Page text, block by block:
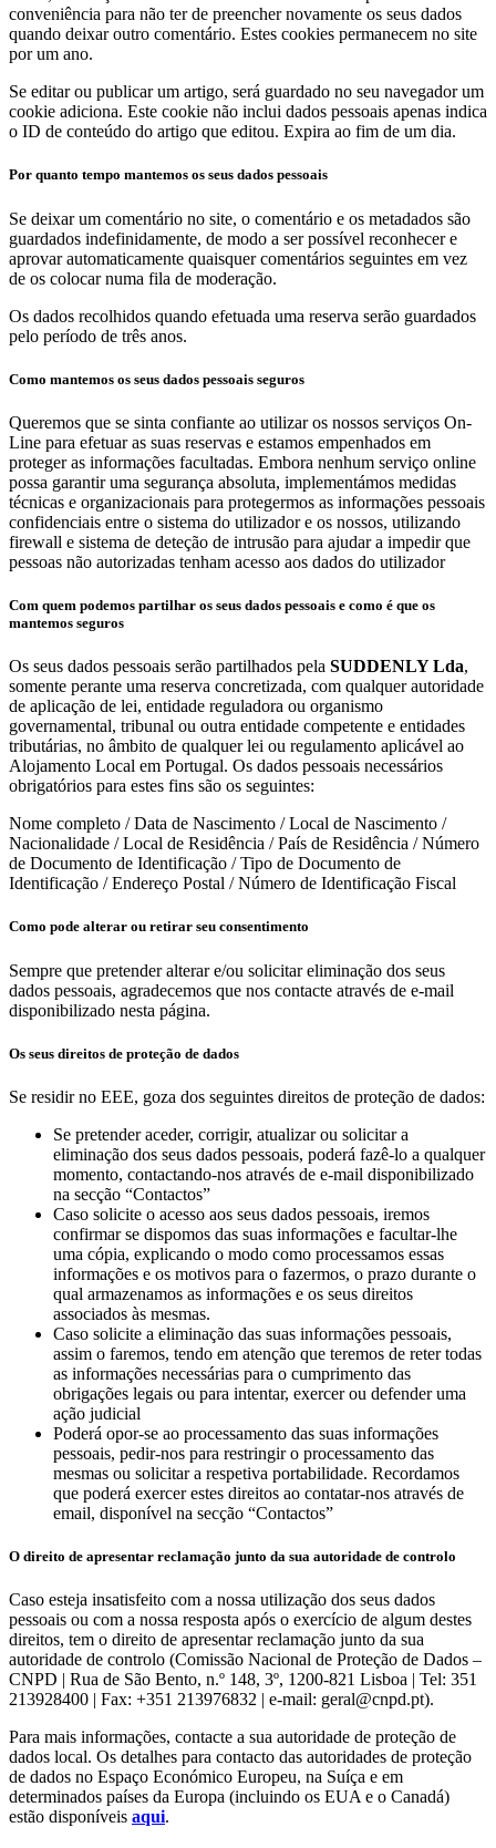
conveniência para não ter de preencher novamente os seus dados
quando deixar outro comentário. Estes cookies permanecem no site
por um ano.
Se editar ou publicar um artigo, será guardado no seu navegador um
cookie adiciona. Este cookie não inclui dados pessoais apenas indica
o ID de conteúdo do artigo que editou. Expira ao fim de um dia.
Por quanto tempo mantemos os seus dados pessoais
Se deixar um comentário no site, o comentário e os metadados são
guardados indefinidamente, de modo a ser possível reconhecer e
aprovar automaticamente quaisquer comentários seguintes em vez
de os colocar numa fila de moderação.
Os dados recolhidos quando efetuada uma reserva serão guardados
pelo período de três anos.
Como mantemos os seus dados pessoais seguros
Queremos que se sinta confiante ao utilizar os nossos serviços On-
Line para efetuar as suas reservas e estamos empenhados em
proteger as informações facultadas. Embora nenhum serviço online
possa garantir uma segurança absoluta, implementámos medidas
técnicas e organizacionais para protegermos as informações pessoais
confidenciais entre o sistema do utilizador e os nossos, utilizando
firewall e sistema de deteção de intrusão para ajudar a impedir que
pessoas não autorizadas tenham acesso aos dados do utilizador
Com quem podemos partilhar os seus dados pessoais e como é que os
mantemos seguros
Os seus dados pessoais serão partilhados pela SUDDENLY Lda,
somente perante uma reserva concretizada, com qualquer autoridade
de aplicação de lei, entidade reguladora ou organismo
governamental, tribunal ou outra entidade competente e entidades
tributárias, no âmbito de qualquer lei ou regulamento aplicável ao
Alojamento Local em Portugal. Os dados pessoais necessários
obrigatórios para estes fins são os seguintes:
Nome completo / Data de Nascimento / Local de Nascimento /
Nacionalidade / Local de Residência / País de Residência / Número
de Documento de Identificação / Tipo de Documento de
Identificação / Endereço Postal / Número de Identificação Fiscal
Como pode alterar ou retirar seu consentimento
Sempre que pretender alterar e/ou solicitar eliminação dos seus
dados pessoais, agradecemos que nos contacte através de e-mail
disponibilizado nesta página.
Os seus direitos de proteção de dados
Se residir no EEE, goza dos seguintes direitos de proteção de dados:
Se pretender aceder, corrigir, atualizar ou solicitar a
eliminação dos seus dados pessoais, poderá fazê-lo a qualquer
momento, contactando-nos através de e-mail disponibilizado
na secção “Contactos”
Caso solicite o acesso aos seus dados pessoais, iremos
confirmar se dispomos das suas informações e facultar-lhe
uma cópia, explicando o modo como processamos essas
informações e os motivos para o fazermos, o prazo durante o
qual armazenamos as informações e os seus direitos
associados às mesmas.
Caso solicite a eliminação das suas informações pessoais,
assim o faremos, tendo em atenção que teremos de reter todas
as informações necessárias para o cumprimento das
obrigações legais ou para intentar, exercer ou defender uma
ação judicial
Poderá opor-se ao processamento das suas informações
pessoais, pedir-nos para restringir o processamento das
mesmas ou solicitar a respetiva portabilidade. Recordamos
que poderá exercer estes direitos ao contatar-nos através de
email, disponível na secção “Contactos”
O direito de apresentar reclamação junto da sua autoridade de controlo
Caso esteja insatisfeito com a nossa utilização dos seus dados
pessoais ou com a nossa resposta após o exercício de algum destes
direitos, tem o direito de apresentar reclamação junto da sua
autoridade de controlo (Comissão Nacional de Proteção de Dados –
CNPD | Rua de São Bento, n.º 148, 3º, 1200-821 Lisboa | Tel: 351
213928400 | Fax: +351 213976832 | e-mail: geral@cnpd.pt).
Para mais informações, contacte a sua autoridade de proteção de
dados local. Os detalhes para contacto das autoridades de proteção
de dados no Espaço Económico Europeu, na Suíça e em
determinados países da Europa (incluindo os EUA e o Canadá)
estão disponíveis aqui.